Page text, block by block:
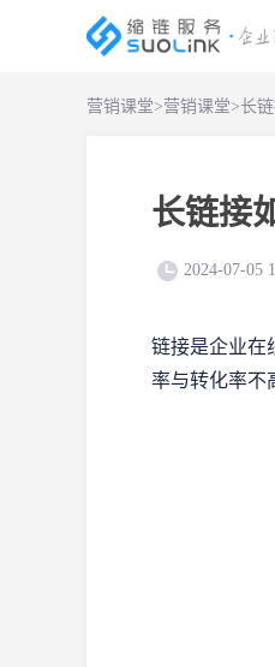
营销课堂>营销课堂>长
长链接
2024-07-05
链接是企业在
率与转化率不